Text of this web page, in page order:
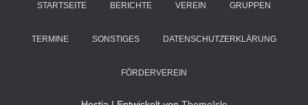
STARTSEITE BERICHTE VEREIN GRUPPEN
TERMINE SONSTIGES DATENSCHUTZERKLÄRUNG
FÖRDERVEREIN